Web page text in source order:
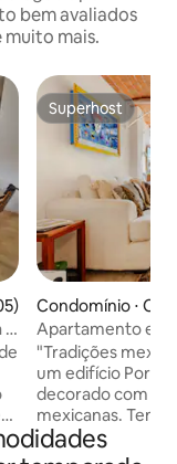
bem avaliados
muito mais.
avaliação média de
o
Superhost
Superhost
Condomínio ⋅
ico
Apartamento
jardim privativo
"Tradições
um edifício
decorado com
mexicanas. Tem: banheiro espaçoso e
equipado;
estrategicamente